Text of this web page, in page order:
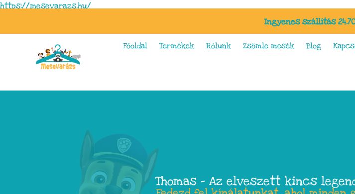
https://mesevarazs.hu/
Ingyenes szállítás
Főoldal Termékek Rólunk Zsömle mesék Blog
Thomas – Az elveszett kincs